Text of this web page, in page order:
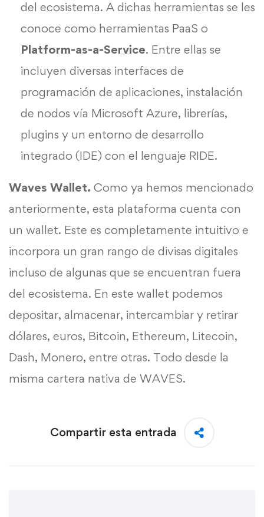
del ecosistema. A dichas herramientas se les
conoce como herramientas PaaS o
Platform-as-a-Service. Entre ellas se
incluyen diversas interfaces de
programación de aplicaciones, instalación
de nodos vía Microsoft Azure, librerías,
plugins y un entorno de desarrollo
integrado (IDE) con el lenguaje RIDE.
Waves Wallet. Como ya hemos mencionado
anteriormente, esta plataforma cuenta con
un wallet. Este es completamente intuitivo e
incorpora un gran rango de divisas digitales
incluso de algunas que se encuentran fuera
del ecosistema. En este wallet podemos
depositar, almacenar, intercambiar y retirar
dólares, euros, Bitcoin, Ethereum, Litecoin,
Dash, Monero, entre otras. Todo desde la
misma cartera nativa de WAVES.
Compartir esta entrada